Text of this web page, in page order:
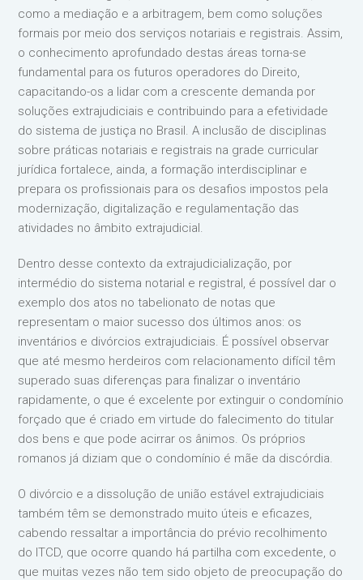
como a mediação e a arbitragem, bem como soluções
formais por meio dos serviços notariais e registrais. Assim,
o conhecimento aprofundado destas áreas torna-se
fundamental para os futuros operadores do Direito,
capacitando-os a lidar com a crescente demanda por
soluções extrajudiciais e contribuindo para a efetividade
do sistema de justiça no Brasil. A inclusão de disciplinas
sobre práticas notariais e registrais na grade curricular
jurídica fortalece, ainda, a formação interdisciplinar e
prepara os profissionais para os desafios impostos pela
modernização, digitalização e regulamentação das
atividades no âmbito extrajudicial.
Dentro desse contexto da extrajudicialização, por
intermédio do sistema notarial e registral, é possível dar o
exemplo dos atos no tabelionato de notas que
representam o maior sucesso dos últimos anos: os
inventários e divórcios extrajudiciais. É possível observar
que até mesmo herdeiros com relacionamento difícil têm
superado suas diferenças para finalizar o inventário
rapidamente, o que é excelente por extinguir o condomínio
forçado que é criado em virtude do falecimento do titular
dos bens e que pode acirrar os ânimos. Os próprios
romanos já diziam que o condomínio é mãe da discórdia.
O divórcio e a dissolução de união estável extrajudiciais
também têm se demonstrado muito úteis e eficazes,
cabendo ressaltar a importância do prévio recolhimento
do ITCD, que ocorre quando há partilha com excedente, o
que muitas vezes não tem sido objeto de preocupação do